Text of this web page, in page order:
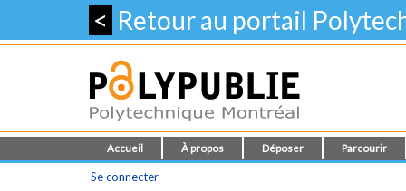
< Retour au portail
Accueil À propos Déposer Parcourir
Se connecter